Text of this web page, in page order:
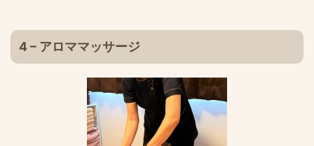
4 – アロママッサージ